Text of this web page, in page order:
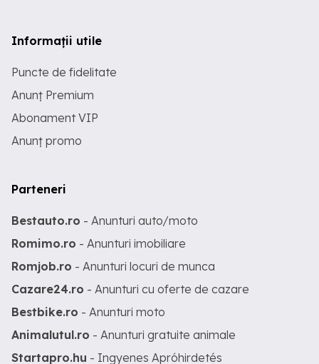
Informații utile
Puncte de fidelitate
Anunț Premium
Abonament VIP
Anunț promo
Parteneri
Bestauto.ro - Anunturi auto/moto
Romimo.ro - Anunturi imobiliare
Romjob.ro - Anunturi locuri de munca
Cazare24.ro - Anunturi cu oferte de cazare
Bestbike.ro - Anunturi moto
Animalutul.ro - Anunturi gratuite animale
Startapro.hu - Ingyenes Apróhirdetés